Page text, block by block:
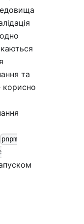
та
корисно
pnpm